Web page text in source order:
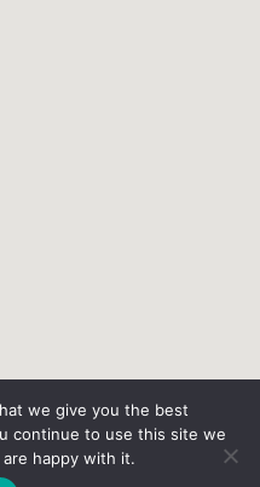
we give you the best
continue to use this site we
happy with it.